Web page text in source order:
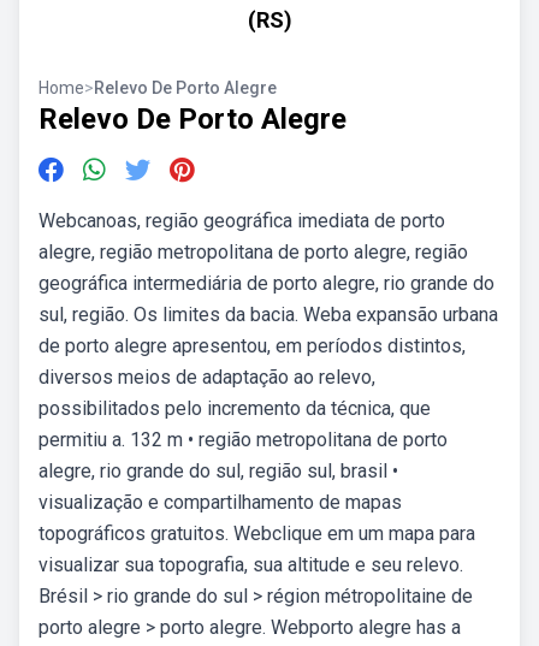
(RS)
Home>Relevo De Porto Alegre
Relevo De Porto Alegre
Webcanoas, região geográfica imediata de porto
alegre, região metropolitana de porto alegre, região
geográfica intermediária de porto alegre, rio grande do
sul, região. Os limites da bacia. Weba expansão urbana
de porto alegre apresentou, em períodos distintos,
diversos meios de adaptação ao relevo,
possibilitados pelo incremento da técnica, que
permitiu a. 132 m • região metropolitana de porto
alegre, rio grande do sul, região sul, brasil •
visualização e compartilhamento de mapas
topográficos gratuitos. Webclique em um mapa para
visualizar sua topografia, sua altitude e seu relevo.
Brésil > rio grande do sul > région métropolitaine de
porto alegre > porto alegre. Webporto alegre has a